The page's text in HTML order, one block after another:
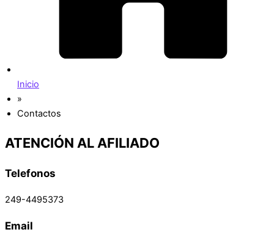
Inicio
»
Contactos
ATENCIÓN AL AFILIADO
Telefonos
249-4495373
Email